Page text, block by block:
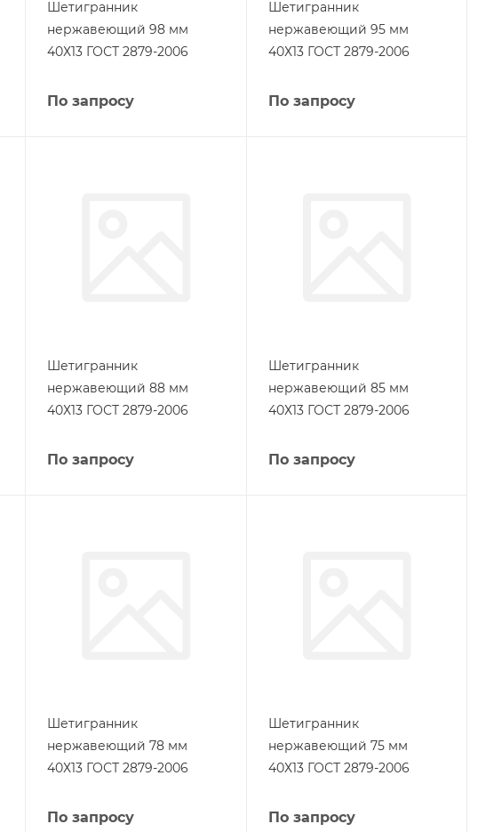
Шетигранник
нержавеющий 98 мм
40Х13 ГОСТ 2879-2006
По запросу
Шетигранник
нержавеющий 95 мм
40Х13 ГОСТ 2879-2006
По запросу
Шетигранник
нержавеющий 88 мм
40Х13 ГОСТ 2879-2006
По запросу
Шетигранник
нержавеющий 85 мм
40Х13 ГОСТ 2879-2006
По запросу
Шетигранник
нержавеющий 78 мм
40Х13 ГОСТ 2879-2006
По запросу
Шетигранник
нержавеющий 75 мм
40Х13 ГОСТ 2879-2006
По запросу